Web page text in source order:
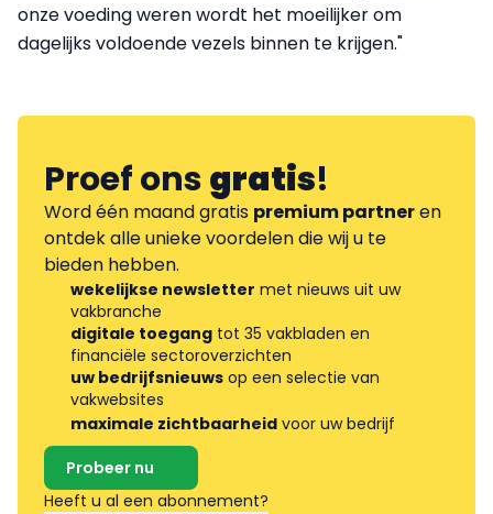
onze voeding weren wordt het moeilijker om
dagelijks voldoende vezels binnen te krijgen."
Proef onsgratis!
Word één maand gratis premium partneren
ontdek alle unieke voordelen die wij u te
bieden hebben.
wekelijkse newsletter met nieuws uit uw
vakbranche
digitale toegang tot 35 vakbladen en
financiële sectoroverzichten
uw bedrijfsnieuws op een selectie van
vakwebsites
maximale zichtbaarheid voor uw bedrijf
Probeer nu
Heeft u al een abonnement?